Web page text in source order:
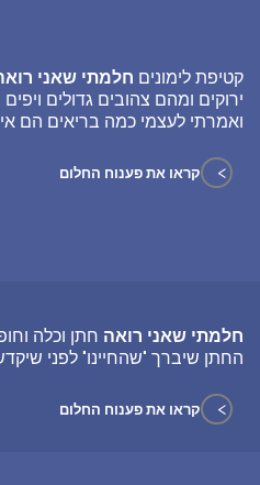
קטיפת לימונים חלמתי שאני
ירוקים ומהם צהובים גדולים
ואמרתי לעצמי כמה בריאים הם
> קראו את פענוח החלום
חלמתי שאני רואה חתן וכלה
החתן שיברך "שהחיינו" לפני
> קראו את פענוח החלום